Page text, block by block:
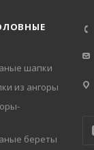
шапки
из ангоры
береты